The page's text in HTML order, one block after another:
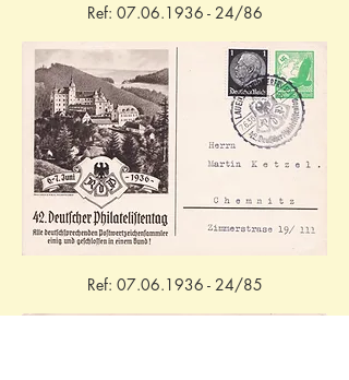
Ref: 07.06.1936 - 24/86
Ref: 07.06.1936 - 24/85